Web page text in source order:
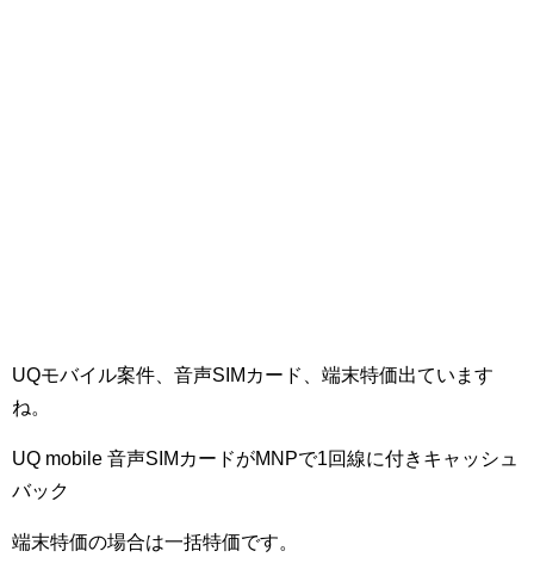
UQモバイル案件、音声SIMカード、端末特価出ています
ね。
UQ mobile 音声SIMカードがMNPで1回線に付きキャッシュ
バック
端末特価の場合は一括特価です。